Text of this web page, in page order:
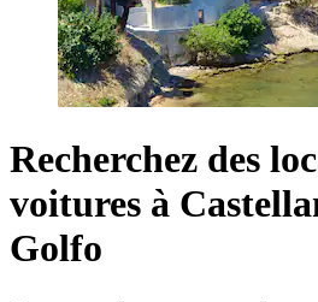
Recherchez des
voitures à
Golfo